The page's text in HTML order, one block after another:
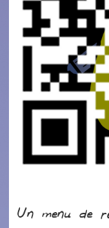
Un menu de